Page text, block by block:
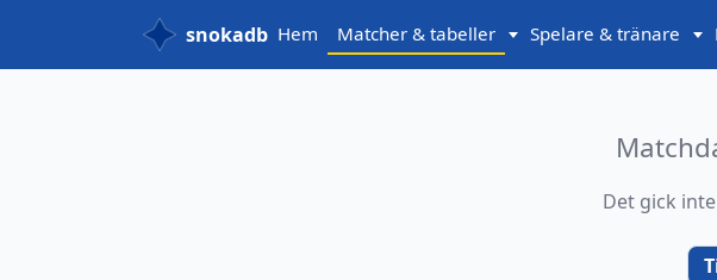
snokadb Hem Matcher & tabeller Spelare & tränare
Det gick